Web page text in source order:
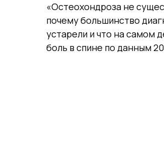
«Остеохондроза не
почему большинство
устарели и что на самом
боль в спине по данным